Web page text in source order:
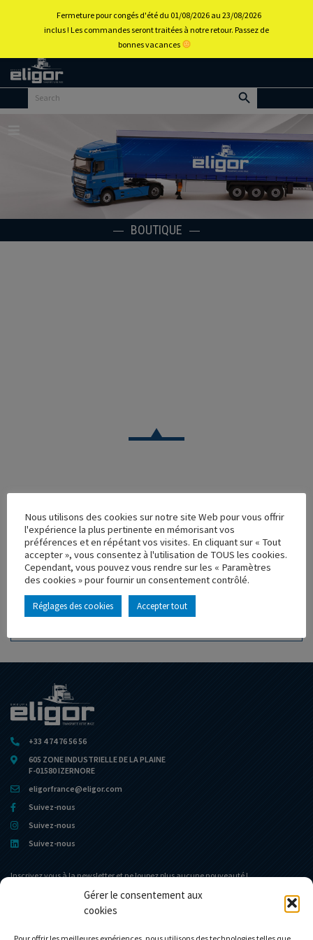
Gérer le consentement aux
cookies
Retour
BOUTIQUE
IVECO STRALIS 2012 SEMI TAUTLINER MARTENAT
BRETAGNE
Réf. : 114830
Rupture de stock
Caractéristique principales :
+33 4 74 76 56 56
605 ZONE INDUSTRIELLE DE LA PLAINE
F-01580 IZERNORE
eligorfrance@eligor.com
Suivez-nous
Suivez-nous
Suivez-nous
Inscrivez vous à la newsletter et ne loupez plus aucune nouveauté !
Nous utilisons des cookies sur notre site Web pour vous offrir
l'expérience la plus pertinente en mémorisant vos
préférences et en répétant vos visites. En cliquant sur « Tout
accepter », vous consentez à l'utilisation de TOUS les cookies.
Cependant, vous pouvez vous rendre sur les « Paramètres
des cookies » pour fournir un consentement contrôlé.
Réglages des cookies Accepter tout
Fermeture pour congés d'été du 01/08/2026 au 23/08/2026
inclus ! Les commandes seront traitées à notre retour. Passez de
bonnes vacances